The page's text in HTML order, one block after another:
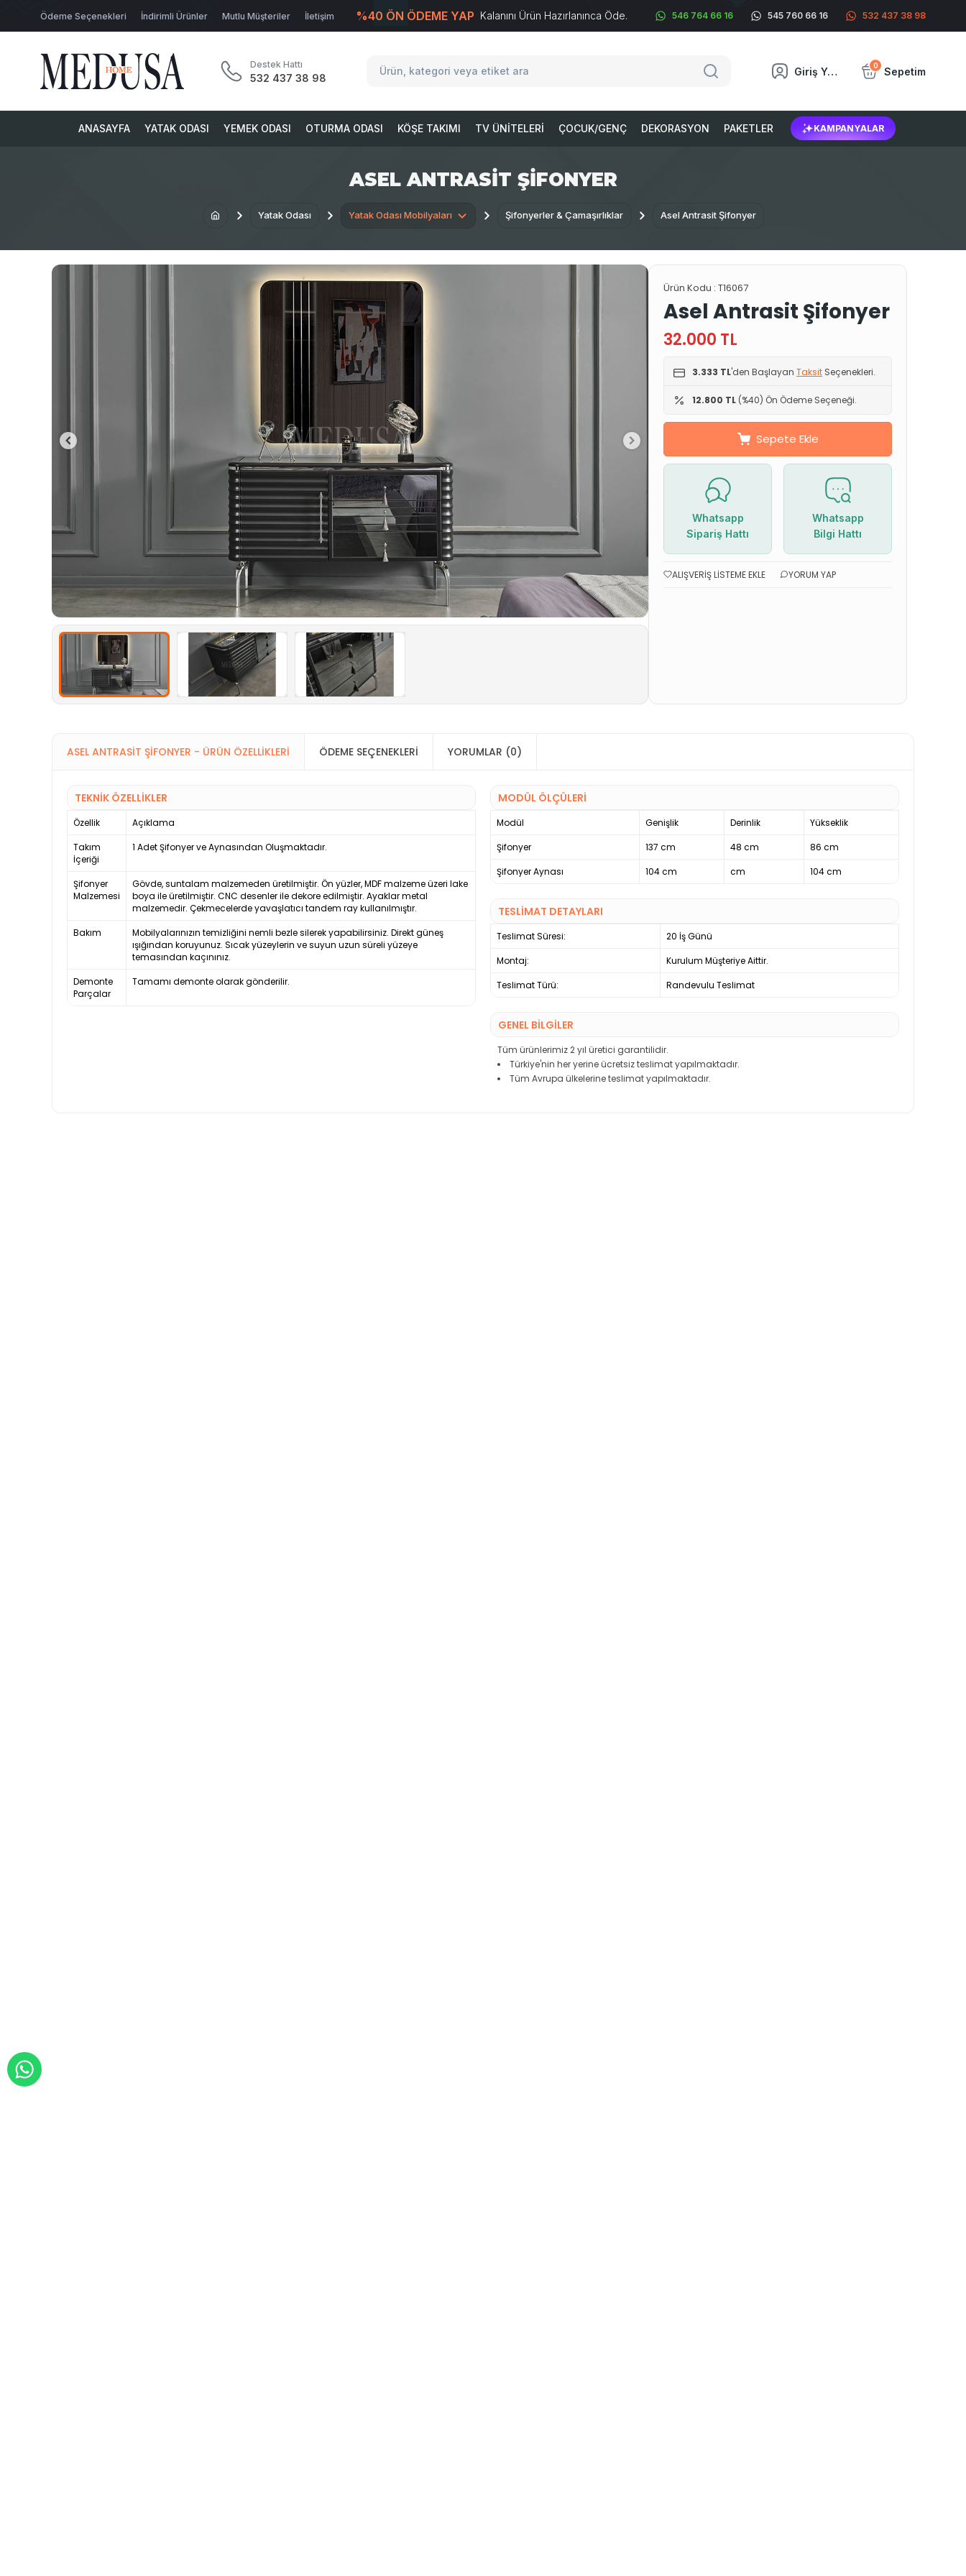
Ödeme Seçenekleri İndirimli Ürünler Mutlu Müşteriler İletişim %40 ÖN ÖDEME YAP Kalanını Ürün Hazırlanınca Öde. 546 764 66 16 545 760 66 16 532 437 38 98
Destek Hattı
532 437 38 98
Giriş Yap 0 Sepetim
ANASAYFA YATAK ODASI YEMEK ODASI OTURMA ODASI KÖŞE TAKIMI TV ÜNITELERI ÇOCUK/GENÇ DEKORASYON PAKETLER KAMPANYALAR
ASEL ANTRASIT ŞIFONYER
Yatak Odası Yatak Odası Mobilyaları Şifonyerler & Çamaşırlıklar Asel Antrasit Şifonyer
Ürün Kodu : T16067
Asel Antrasit Şifonyer
32.000 TL
3.333 TL'den Başlayan Taksit Seçenekleri.
12.800 TL (%40) Ön Ödeme Seçeneği.
Sepete Ekle
Whatsapp
Sipariş Hattı
Whatsapp
Bilgi Hattı
ALIŞVERIŞ LISTEME EKLE YORUM YAP
ASEL ANTRASIT ŞIFONYER - ÜRÜN ÖZELLIKLERI ÖDEME SEÇENEKLERI YORUMLAR (0)
TEKNİK ÖZELLİKLER
Özellik
Açıklama
Takım
İçeriği
1 Adet Şifonyer ve Aynasından Oluşmaktadır.
Şifonyer
Malzemesi
Gövde, suntalam malzemeden üretilmiştir. Ön yüzler, MDF malzeme üzeri lake
boya ile üretilmiştir. CNC desenler ile dekore edilmiştir. Ayaklar metal
malzemedir. Çekmecelerde yavaşlatıcı tandem ray kullanılmıştır.
Bakım
Mobilyalarınızın temizliğini nemli bezle silerek yapabilirsiniz. Direkt güneş
ışığından koruyunuz. Sıcak yüzeylerin ve suyun uzun süreli yüzeye
temasından kaçınınız.
Demonte
Parçalar
Tamamı demonte olarak gönderilir.
MODÜL ÖLÇÜLERİ
Modül Genişlik Derinlik
Yükseklik
Şifonyer
137 cm 48 cm
86 cm
Şifonyer Aynası
104 cm cm 104 cm
TESLİMAT DETAYLARI
Teslimat Süresi:
20 İş Günü
Montaj:
Kurulum Müşteriye Aittir.
Teslimat Türü:
Randevulu Teslimat
GENEL BİLGİLER
Tüm ürünlerimiz 2 yıl üretici garantilidir.
Türkiye'nin her yerine ücretsiz teslimat yapılmaktadır.
Tüm Avrupa ülkelerine teslimat yapılmaktadır.
T-Soft E-TicaretSistemleriyle Hazırlanmıştır.